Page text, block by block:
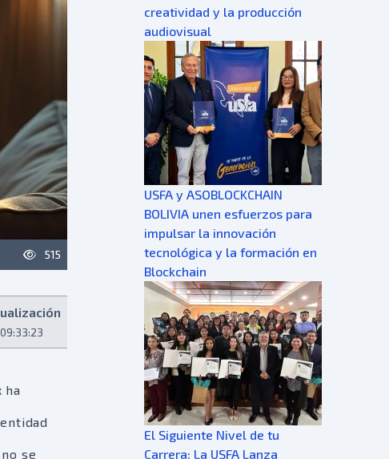
515
ha
se
creatividad y la producción
audiovisual
USFA y ASOBLOCKCHAIN
BOLIVIA unen esfuerzos para
impulsar la innovación
tecnológica y la formación en
Blockchain
El Siguiente Nivel de tu
Carrera: La USFA Lanza